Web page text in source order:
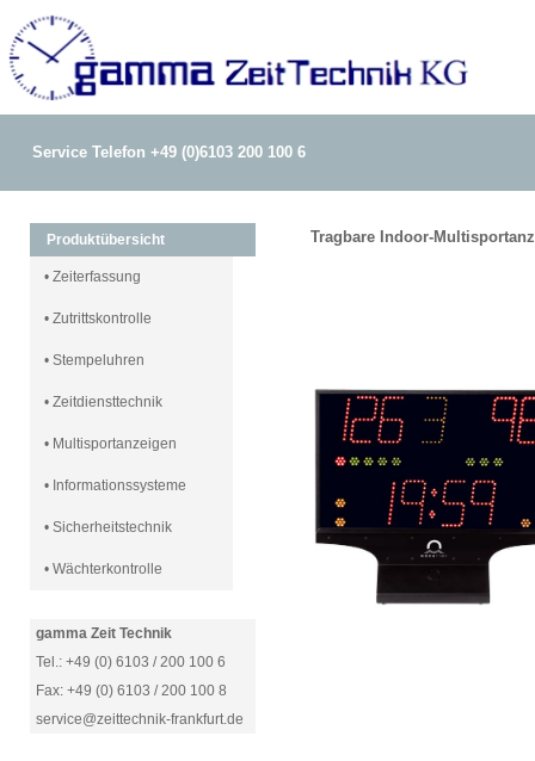
Service Telefon +49 (0)6103 200 100 6
Produktübersicht
• Zeiterfassung
• Zutrittskontrolle
• Stempeluhren
• Zeitdiensttechnik
• Multisportanzeigen
• Informationssysteme
• Sicherheitstechnik
• Wächterkontrolle
gamma Zeit Technik
Tel.: +49 (0) 6103 / 200 100 6
Fax: +49 (0) 6103 / 200 100 8
service@zeittechnik-frankfurt.de
Tragbare Indoor-